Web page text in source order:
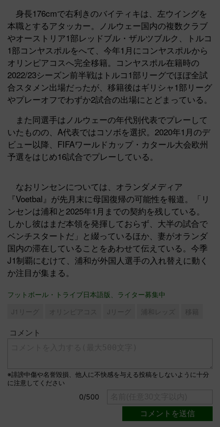
身長176cmで右利きのバイティキは、左ウイングを
本職とするアタッカー。ノルウェー国内の複数クラブ
やオーストリア1部レッドブル・ザルツブルク、トルコ
1部コンヤスポルをへて、今年1月にコンヤスポルから
オリンピアコスへ完全移籍。コンヤスポル在籍時の
2022/23シーズン前半戦はトルコ1部リーグでほぼ全試
合スタメン出場だったが、移籍後はギリシャ1部リーグ
やプレーオフでわずか2試合の出場にとどまっている。
また同選手はノルウェーの年代別代表でプレーして
いたものの、A代表ではコソボを選択。2020年1月のデ
ビュー以降、FIFAワールドカップ・カタール大会欧州
予選をはじめ16試合でプレーしている。
なおリンセンについては、オランダメディア
『Voetbal』が先月末に母国復帰の可能性を報道。「リ
ンセンは浦和と2025年1月までの契約を残している。
しかし彼はまだ本領を発揮しておらず、大半の試合で
ベンチスタートだ」と綴っているほか、妻がオランダ
国内の滞在していることをあわせて伝えている。今季
J1制覇にむけて、浦和が外国人選手の入れ替えに動く
か注目が集まる。
フットボール・トライブ日本語版、ライター募集中
J1リーグ オリンピアコス Jリーグ 浦和レッズ 移籍